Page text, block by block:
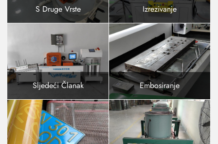
S Druge Vrste Izrezivanje
Sljedeći Članak Embosiranje